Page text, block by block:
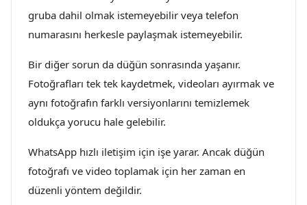
gruba dahil olmak istemeyebilir veya telefon
numarasını herkesle paylaşmak istemeyebilir.
Bir diğer sorun da düğün sonrasında yaşanır.
Fotoğrafları tek tek kaydetmek, videoları ayırmak ve
aynı fotoğrafın farklı versiyonlarını temizlemek
oldukça yorucu hale gelebilir.
WhatsApp hızlı iletişim için işe yarar. Ancak düğün
fotoğrafı ve video toplamak için her zaman en
düzenli yöntem değildir.